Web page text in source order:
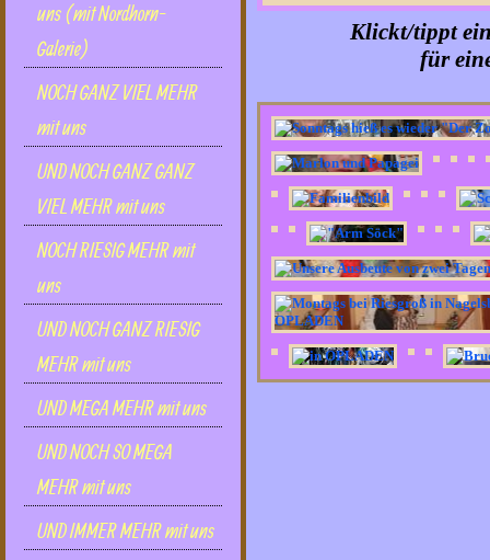
uns (mit Nordhorn-
Galerie)
NOCH GANZ VIEL MEHR
mit uns
UND NOCH GANZ GANZ
VIEL MEHR mit uns
NOCH RIESIG MEHR mit
uns
UND NOCH GANZ RIESIG
MEHR mit uns
UND MEGA MEHR mit uns
UND NOCH SO MEGA
MEHR mit uns
UND IMMER MEHR mit uns
Klickt/tippt
für